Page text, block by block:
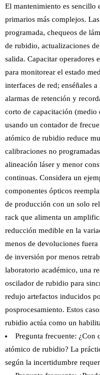
El mantenimiento es sencillo
primarios más complejos.
programada, chequeos de
de rubidio, actualizaciones
salida. Capacitar operadores
para monitorear el estado
interfaces de red; enséñales
alarmas de retención y
corto de capacitación
usando un contador de
atómico de rubidio reduce
calibraciones no
alineación láser y menor
continuas. Considera un
componentes ópticos
de producción con un solo
rack que alimenta un
reducción medible en la
menos de devoluciones
de inversión por menos
laboratorio académico, una
oscilador de rubidio para
redujo artefactos inducidos
posprocesamiento. Estos
rubidio actúa como un
Pregunta frecuente: ¿Con
atómico de rubidio? La
según la incertidumbre